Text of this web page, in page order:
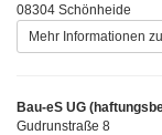
08304 Schönheide
Mehr Informationen
Bau-eS UG
Gudrunstraße 8